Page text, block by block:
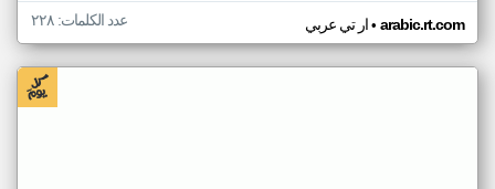
ار تي عربي• arabic.rt.com عدد الكلمات: ٢٢٨